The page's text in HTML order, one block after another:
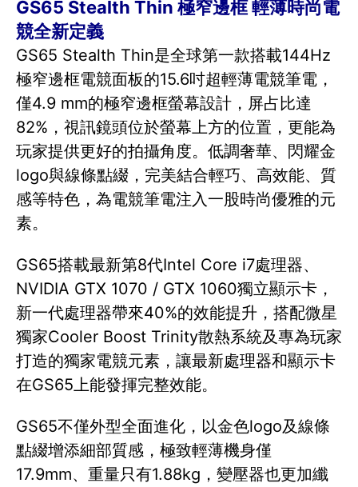
GS65 Stealth Thin 極窄邊框 輕薄時尚電
競全新定義
GS65 Stealth Thin是全球第一款搭載144Hz
極窄邊框電競面板的15.6吋超輕薄電競筆電，
僅4.9 mm的極窄邊框螢幕設計，屏占比達
82%，視訊鏡頭位於螢幕上方的位置，更能為
玩家提供更好的拍攝角度。低調奢華、閃耀金
logo與線條點綴，完美結合輕巧、高效能、質
感等特色，為電競筆電注入一股時尚優雅的元
素。
GS65搭載最新第8代Intel Core i7處理器、
NVIDIA GTX 1070 / GTX 1060獨立顯示卡，
新一代處理器帶來40%的效能提升，搭配微星
獨家Cooler Boost Trinity散熱系統及專為玩家
打造的獨家電競元素，讓最新處理器和顯示卡
在GS65上能發揮完整效能。
GS65不僅外型全面進化，以金色logo及線條
點綴增添細部質感，極致輕薄機身僅
17.9mm、重量只有1.88kg，變壓器也更加纖